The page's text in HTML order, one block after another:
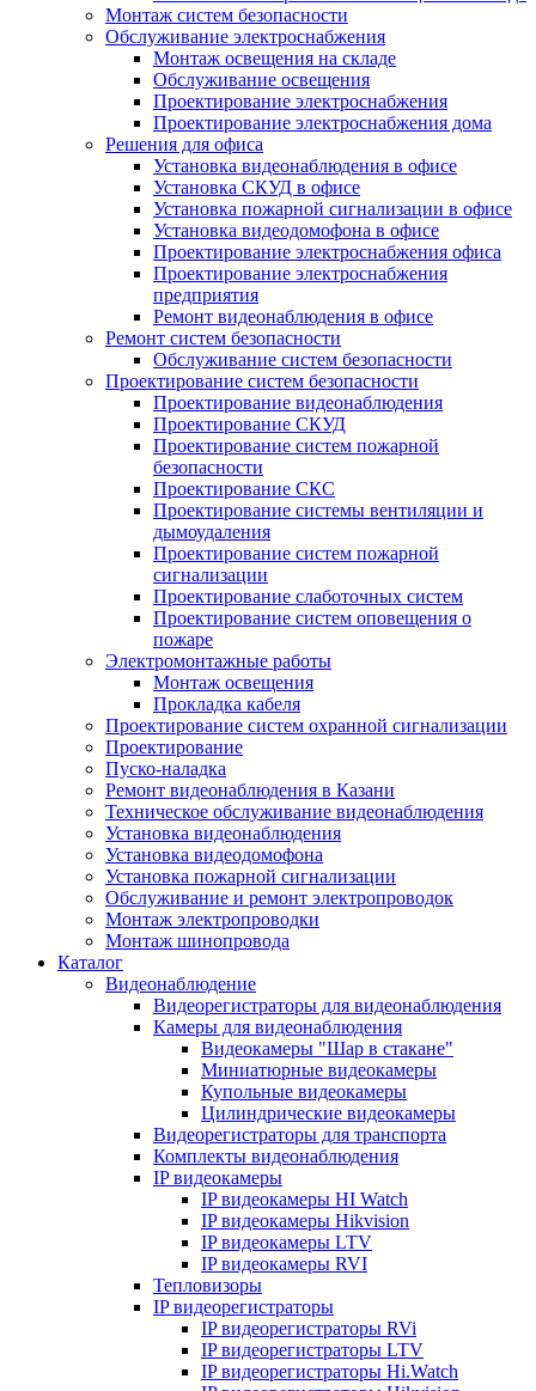
Монтаж систем безопасности
Обслуживание электроснабжения
Монтаж освещения на складе
Обслуживание освещения
Проектирование электроснабжения
Проектирование электроснабжения дома
Решения для офиса
Установка видеонаблюдения в офисе
Установка СКУД в офисе
Установка пожарной сигнализации в офисе
Установка видеодомофона в офисе
Проектирование электроснабжения офиса
Проектирование электроснабжения
предприятия
Ремонт видеонаблюдения в офисе
Ремонт систем безопасности
Обслуживание систем безопасности
Проектирование систем безопасности
Проектирование видеонаблюдения
Проектирование СКУД
Проектирование систем пожарной
безопасности
Проектирование СКС
Проектирование системы вентиляции и
дымоудаления
Проектирование систем пожарной
сигнализации
Проектирование слаботочных систем
Проектирование систем оповещения о
пожаре
Электромонтажные работы
Монтаж освещения
Прокладка кабеля
Проектирование систем охранной сигнализации
Проектирование
Пуско-наладка
Ремонт видеонаблюдения в Казани
Техническое обслуживание видеонаблюдения
Установка видеонаблюдения
Установка видеодомофона
Установка пожарной сигнализации
Обслуживание и ремонт электропроводок
Монтаж электропроводки
Монтаж шинопровода
Каталог
Видеонаблюдение
Видеорегистраторы для видеонаблюдения
Камеры для видеонаблюдения
Видеокамеры "Шар в стакане"
Миниатюрные видеокамеры
Купольные видеокамеры
Цилиндрические видеокамеры
Видеорегистраторы для транспорта
Комплекты видеонаблюдения
IP видеокамеры
IP видеокамеры HI Watch
IP видеокамеры Hikvision
IP видеокамеры LTV
IP видеокамеры RVI
Тепловизоры
IP видеорегистраторы
IP видеорегистраторы RVi
IP видеорегистраторы LTV
IP видеорегистраторы Hi.Watch